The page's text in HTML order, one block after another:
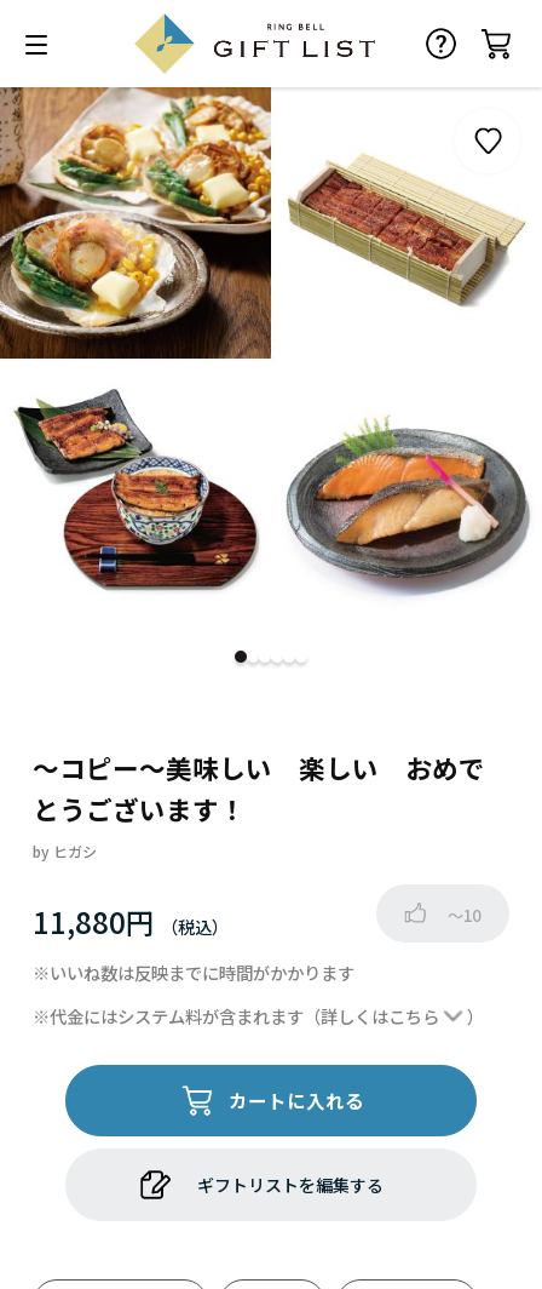
～コピー～美味しい 楽しい おめで
とうございます！
by ヒガシ
11,880円 ～10
※いいね数は反映までに時間がかかります
※代金にはシステム料が含まれます（詳しくはこちら ）
カートに入れる
ギフトリストを編集する